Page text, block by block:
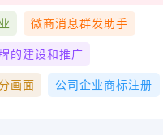
微商消息群发助手
的建设和推广
画面 公司企业商标注册